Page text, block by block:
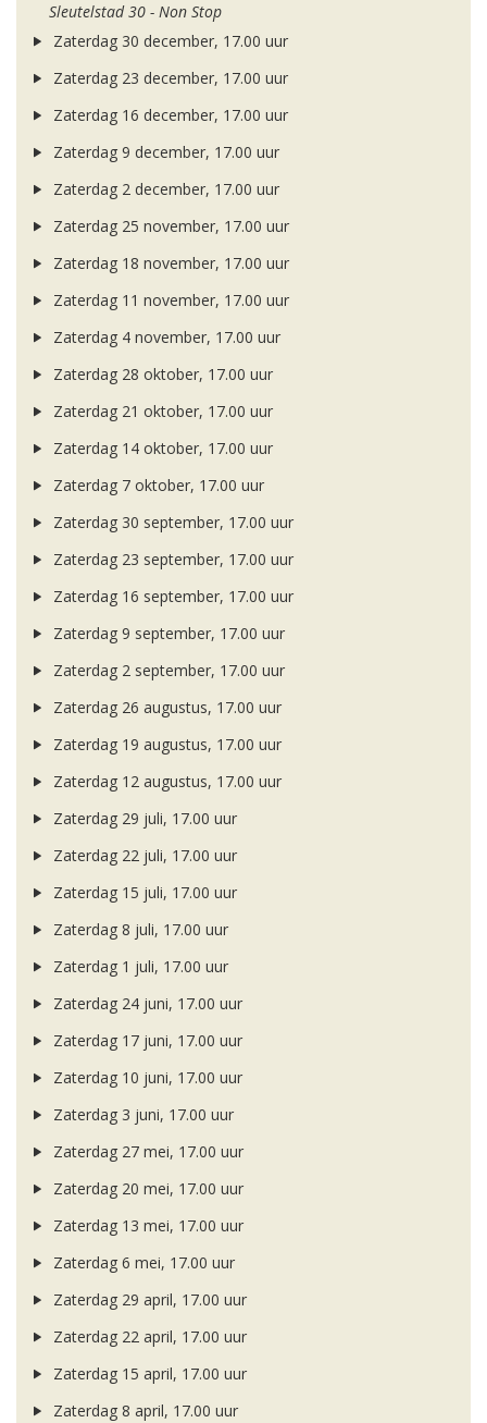
Sleutelstad 30 - Non Stop
Zaterdag 30 december, 17.00 uur
Zaterdag 23 december, 17.00 uur
Zaterdag 16 december, 17.00 uur
Zaterdag 9 december, 17.00 uur
Zaterdag 2 december, 17.00 uur
Zaterdag 25 november, 17.00 uur
Zaterdag 18 november, 17.00 uur
Zaterdag 11 november, 17.00 uur
Zaterdag 4 november, 17.00 uur
Zaterdag 28 oktober, 17.00 uur
Zaterdag 21 oktober, 17.00 uur
Zaterdag 14 oktober, 17.00 uur
Zaterdag 7 oktober, 17.00 uur
Zaterdag 30 september, 17.00 uur
Zaterdag 23 september, 17.00 uur
Zaterdag 16 september, 17.00 uur
Zaterdag 9 september, 17.00 uur
Zaterdag 2 september, 17.00 uur
Zaterdag 26 augustus, 17.00 uur
Zaterdag 19 augustus, 17.00 uur
Zaterdag 12 augustus, 17.00 uur
Zaterdag 29 juli, 17.00 uur
Zaterdag 22 juli, 17.00 uur
Zaterdag 15 juli, 17.00 uur
Zaterdag 8 juli, 17.00 uur
Zaterdag 1 juli, 17.00 uur
Zaterdag 24 juni, 17.00 uur
Zaterdag 17 juni, 17.00 uur
Zaterdag 10 juni, 17.00 uur
Zaterdag 3 juni, 17.00 uur
Zaterdag 27 mei, 17.00 uur
Zaterdag 20 mei, 17.00 uur
Zaterdag 13 mei, 17.00 uur
Zaterdag 6 mei, 17.00 uur
Zaterdag 29 april, 17.00 uur
Zaterdag 22 april, 17.00 uur
Zaterdag 15 april, 17.00 uur
Zaterdag 8 april, 17.00 uur